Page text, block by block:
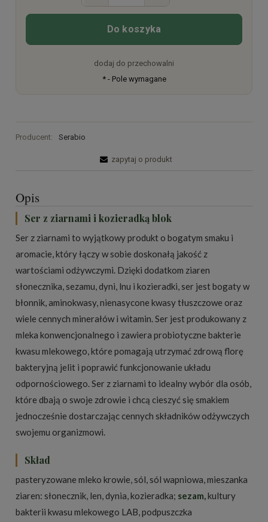
Do koszyka
dodaj do przechowalni
*- Pole wymagane
Producent: Serabio
zapytaj o produkt
Opis
Ser z ziarnami i kozieradką blok
Ser z ziarnami to wyjątkowy produkt o bogatym smaku i
aromacie, który łączy w sobie doskonałą jakość z
wartościami odżywczymi. Dzięki dodatkom ziaren
słonecznika, sezamu, dyni, lnu i kozieradki, ser jest bogaty w
błonnik, aminokwasy, nienasycone kwasy tłuszczowe oraz
wiele cennych minerałów i witamin. Ser jest produkowany z
mleka konwencjonalnego i zawiera probiotyczne bakterie
kwasu mlekowego, które pomagają utrzymać zdrową florę
bakteryjną jelit i poprawić funkcjonowanie układu
odpornościowego. Ser z ziarnami to idealny wybór dla osób,
które dbają o swoje zdrowie i chcą cieszyć się smakiem
jednocześnie dostarczając cennych składników odżywczych
swojemu organizmowi.
Skład
pasteryzowane mleko krowie, sól, sól wapniowa, mieszanka
ziaren: słonecznik, len, dynia, kozieradka; sezam,kultury
bakterii kwasu mlekowego LAB, podpuszczka